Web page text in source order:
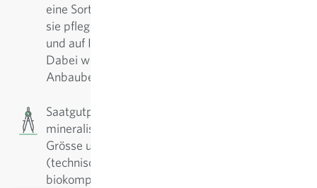
eine Sorte in hoher Qualität zu sichern, muss man
sie pflegen. Regelmässig werden sie nachgebaut
und auf Ihre positiven Eigenschaften selektiert.
Dabei werden die Sorten fortlaufend den
Anbaubedingungen angepasst und verbessert.
Saatgutpillen: Das Saatgut wird mit
mineralischen Füllstoffen umhüllt. Ziel ist es die
Grösse und Form zu vereinheitlichen um die
(technische) Aussaat zu erleichtern. Die
biokompatiblen Pillen werden als Stück verkauft.